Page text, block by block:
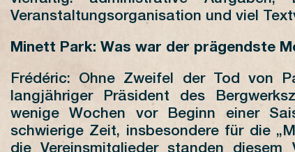
Veranstaltungsorganisation und viel
Minett Park: Was war der prägendste
Frédéric: Ohne Zweifel der Tod von
langjähriger Präsident des
wenige Wochen vor Beginn einer
schwierige Zeit, insbesondere für die